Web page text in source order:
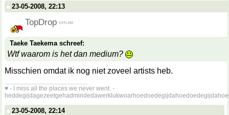
23-05-2008, 22:13
TopDrop
Taeke Taekema schreef:
Wtf waarom is het dan medium?
Misschien omdat ik nog niet zoveel artists heb.
♥ - I miss all the places we never went. -
23-05-2008, 22:14